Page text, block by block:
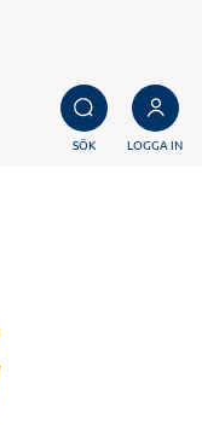
SÖK LOGGA IN